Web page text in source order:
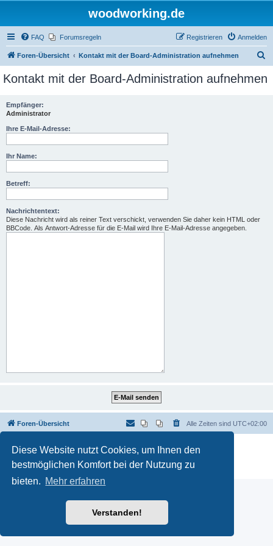
Diese Website nutzt Cookies, um Ihnen den
bestmöglichen Komfort bei der Nutzung zu
bieten. Mehr erfahren
Verstanden!
woodworking.de
FAQ Forumsregeln Anmelden
Registrieren
Foren-Übersicht Kontakt mit der Board-Administration aufnehmen
c
Kontakt mit der Board-Administration aufnehmen
Empfänger:
Administrator
Ihre E-Mail-Adresse:
Ihr Name:
Betreff:
Nachrichtentext:
Diese Nachricht wird als reiner Text verschickt, verwenden Sie daher kein HTML oder
BBCode. Als Antwort-Adresse für die E-Mail wird Ihre E-Mail-Adresse angegeben.
Foren-Übersicht Alle Zeiten sind UTC+02:00
Powered by phpBB
® Forum Software © phpBB Limited
Deutsche Übersetzung durch
Datenschutz|Nutzungsbedingungen